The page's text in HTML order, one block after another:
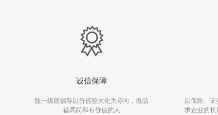
诚信保障
龍一级团倡导以价值较大化为导向，做品
德高尚和有价值的人
以保险、
求企业的长